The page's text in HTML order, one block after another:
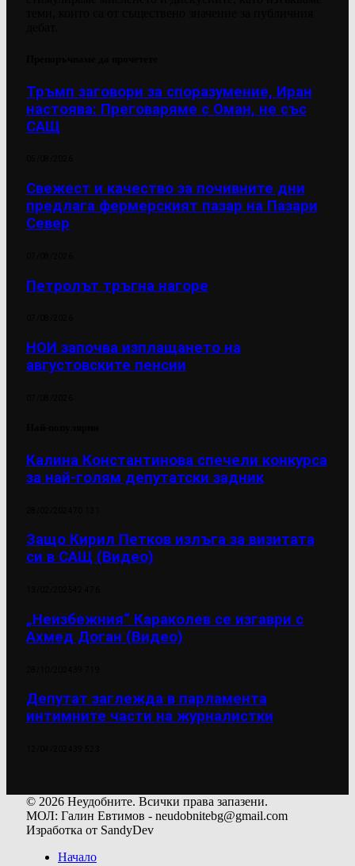
Тръмп заговори за споразумение, Иран
настоява: Преговаряме с Оман, не със
САЩ
Свежест и качество за почивните дни
предлага фермерският пазар на Пазари
Север
Петролът тръгна нагоре
НОИ започва изплащането на
августовските пенсии
Калина Константинова спечели конкурса
за най-голям депутатски задник
Защо Кирил Петков излъга за визитата
си в САЩ (Видео)
„Неизбежния“ Караколев се изгаври с
Ахмед Доган (Видео)
Депутат заглежда в парламента
интимните части на журналистки
© 2026 Неудобните. Всички права запазени.
МОЛ: Галин Евтимов - neudobnitebg@gmail.com
Изработка от SandyDev
Начало